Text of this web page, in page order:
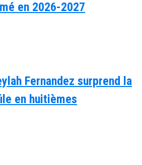
en 2026-2027
Fernandez surprend la
en huitièmes